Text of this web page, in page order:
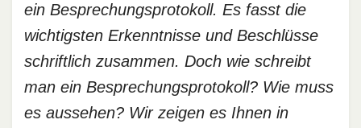
ein Besprechungsprotokoll. Es fasst die
wichtigsten Erkenntnisse und Beschlüsse
schriftlich zusammen. Doch wie schreibt
man ein Besprechungsprotokoll? Wie muss
es aussehen? Wir zeigen es Ihnen in